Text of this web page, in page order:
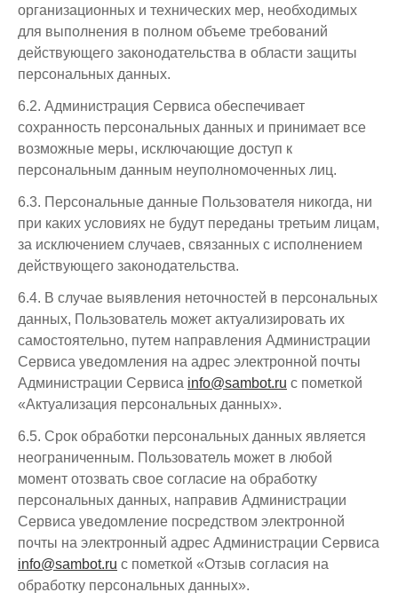
организационных и технических мер, необходимых
для выполнения в полном объеме требований
действующего законодательства в области защиты
персональных данных.
6.2. Администрация Сервиса обеспечивает
сохранность персональных данных и принимает все
возможные меры, исключающие доступ к
персональным данным неуполномоченных лиц.
6.3. Персональные данные Пользователя никогда, ни
при каких условиях не будут переданы третьим лицам,
за исключением случаев, связанных с исполнением
действующего законодательства.
6.4. В случае выявления неточностей в персональных
данных, Пользователь может актуализировать их
самостоятельно, путем направления Администрации
Сервиса уведомления на адрес электронной почты
Администрации Сервиса info@sambot.ru с пометкой
«Актуализация персональных данных».
6.5. Срок обработки персональных данных является
неограниченным. Пользователь может в любой
момент отозвать свое согласие на обработку
персональных данных, направив Администрации
Сервиса уведомление посредством электронной
почты на электронный адрес Администрации Сервиса
info@sambot.ru с пометкой «Отзыв согласия на
обработку персональных данных».